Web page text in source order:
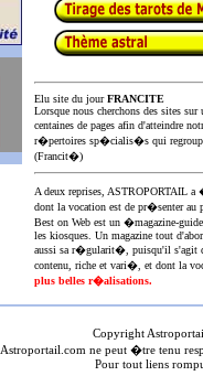
Elu site du jourFRANCITE
Lorsque nous cherchons des sites
centaines de pages afin d'atteindre
r�pertoires sp�cialis�s qui
(Francit�)
A deux reprises,
dont la vocation est de pr�senter au
Best on Web est un �magazine-
les kiosques. Un magazine tout
aussi sa r�gularit�, puisqu'il s'agit
contenu, riche et vari�, et dont la
plus belles r�alisations.
Copyright
Astroportail.com ne peut �tre tenu
Pour tout liens